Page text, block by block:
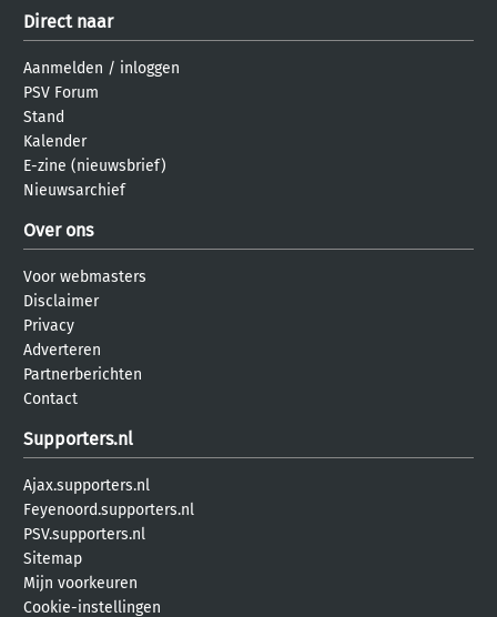
Direct naar
Aanmelden / inloggen
PSV Forum
Stand
Kalender
E-zine (nieuwsbrief)
Nieuwsarchief
Over ons
Voor webmasters
Disclaimer
Privacy
Adverteren
Partnerberichten
Contact
Supporters.nl
Ajax.supporters.nl
Feyenoord.supporters.nl
PSV.supporters.nl
Sitemap
Mijn voorkeuren
Cookie-instellingen